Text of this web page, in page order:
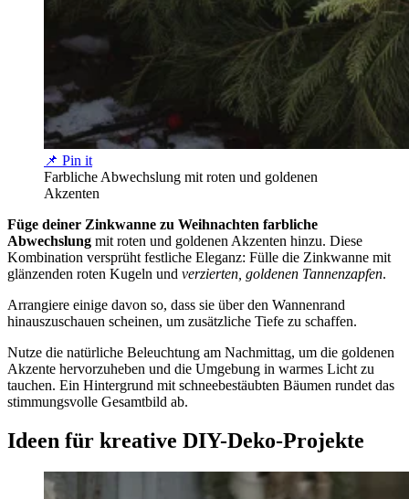
📌 Pin it
Farbliche Abwechslung mit roten und goldenen
Akzenten
Füge deiner Zinkwanne zu Weihnachten farbliche
Abwechslung mit roten und goldenen Akzenten hinzu. Diese
Kombination versprüht festliche Eleganz: Fülle die Zinkwanne mit
glänzenden roten Kugeln und verzierten, goldenen Tannenzapfen.
Arrangiere einige davon so, dass sie über den Wannenrand
hinauszuschauen scheinen, um zusätzliche Tiefe zu schaffen.
Nutze die natürliche Beleuchtung am Nachmittag, um die goldenen
Akzente hervorzuheben und die Umgebung in warmes Licht zu
tauchen. Ein Hintergrund mit schneebestäubten Bäumen rundet das
stimmungsvolle Gesamtbild ab.
Ideen für kreative DIY-Deko-Projekte